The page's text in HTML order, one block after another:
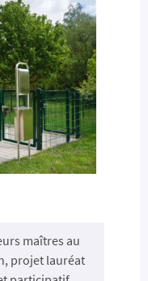
maîtres au
projet lauréat